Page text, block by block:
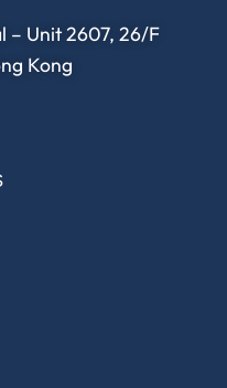
– Unit 2607, 26/F
Kong